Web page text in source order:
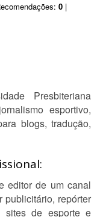
0 |
Presbiteriana
esportivo,
blogs, tradução,
editor de um canal
publicitário, repórter
sites de esporte e